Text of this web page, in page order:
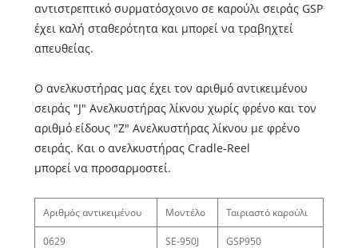
αντιστρεπτικό συρματόσχοινο σε καρούλι σειράς GSP
έχει καλή σταθερότητα και μπορεί να τραβηχτεί
απευθείας.
Ο ανελκυστήρας μας έχει τον αριθμό αντικειμένου
σειράς "J" Ανελκυστήρας λίκνου χωρίς φρένο και τον
αριθμό είδους "Z" Ανελκυστήρας λίκνου με φρένο
σειράς. Και ο ανελκυστήρας Cradle-Reel
μπορεί να προσαρμοστεί.
Αριθμός αντικειμένου Μοντέλο Ταιριαστό καρούλι
0629 SE-950J GSP950